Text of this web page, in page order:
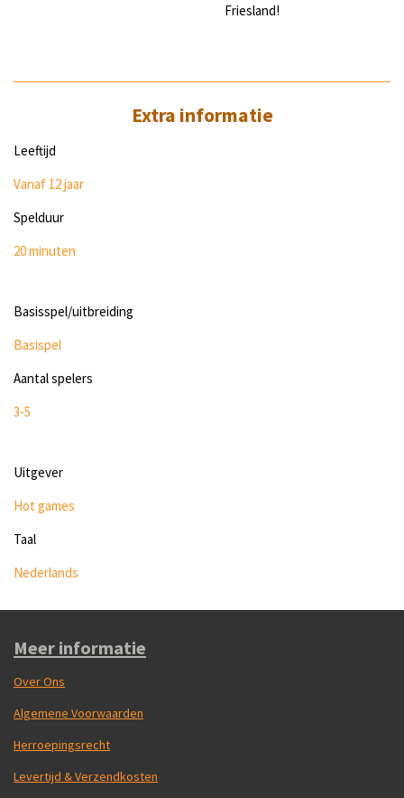
Friesland!
Extra informatie
Leeftijd
Vanaf 12 jaar
Spelduur
20 minuten
Basisspel/uitbreiding
Basispel
Aantal spelers
3-5
Uitgever
Hot games
Taal
Nederlands
Meer informatie
Over Ons
Algemene Voorwaarden
Herroepingsrecht
Levertijd & Verzendkosten